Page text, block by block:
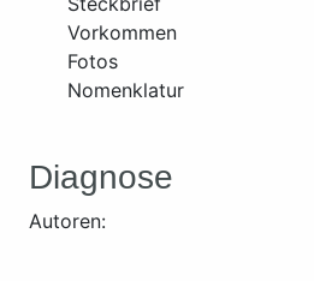
Vorkommen
Fotos
Nomenklatur
Diagnose
Autoren: